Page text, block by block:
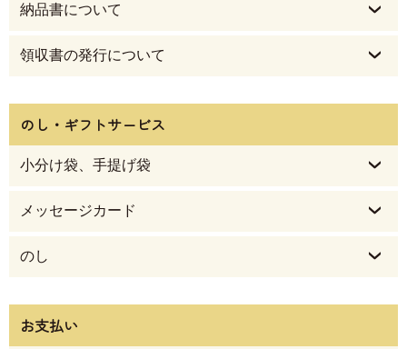
納品書について
領収書の発行について
のし・ギフトサービス
小分け袋、手提げ袋
メッセージカード
のし
お支払い